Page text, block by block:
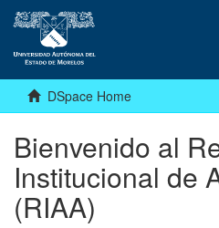
DSpace Home
Bienvenido al
Institucional de
(RIAA)